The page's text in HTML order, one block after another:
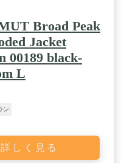
Broad Peak
Jacket
00189 black-
L
ン
しく見る